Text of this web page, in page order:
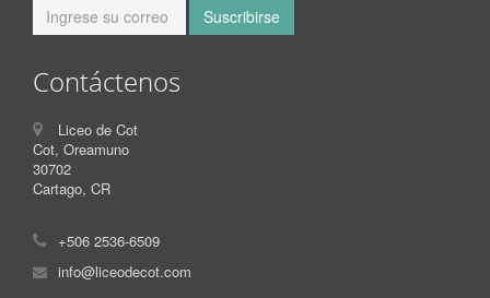
Contáctenos
Liceo de Cot
Cot, Oreamuno
30702
Cartago, CR
+506 2536-6509
info@liceodecot.com